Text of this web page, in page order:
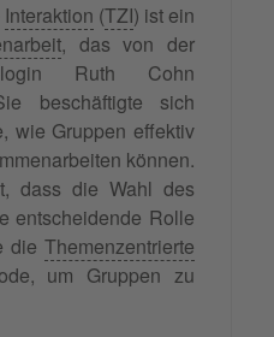
Interaktion (TZI) ist ein
, das von der
Ruth Cohn
beschäftigte sich
wie Gruppen effektiv
können.
dass die Wahl des
entscheidende Rolle
die Themenzentrierte
um Gruppen zu